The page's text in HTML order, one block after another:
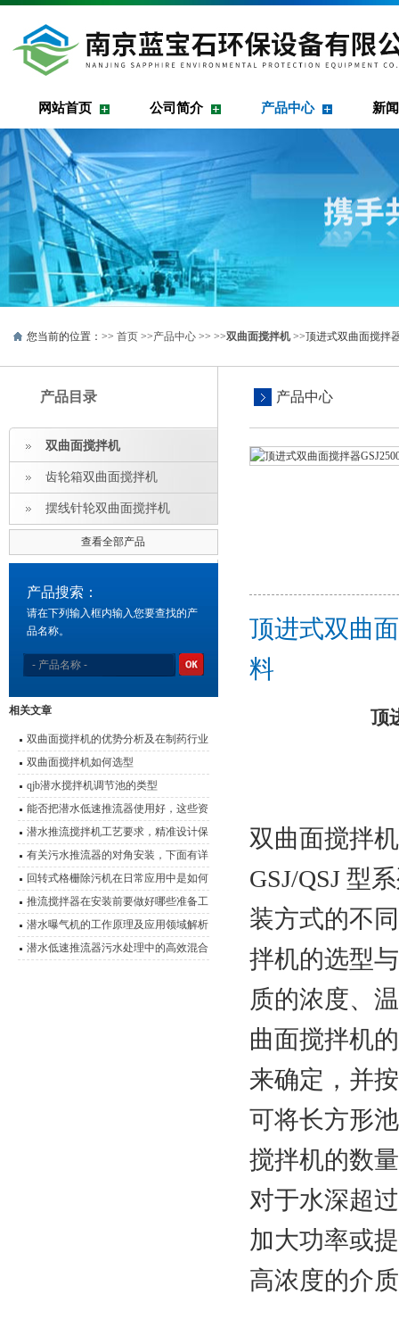
网站首页 公司简介 产品中心 新
您当前的位置：>> 首页 >>产品中心 >> >>双曲面搅拌机>>顶进式双曲面搅拌
产品目录
双曲面搅拌机
齿轮箱双曲面搅拌机
摆线针轮双曲面搅拌机
查看全部产品
产品搜索：
请在下列输入框内输入您要查找的产
品名称。
相关文章
双曲面搅拌机的优势分析及在制药行业
中的应用
双曲面搅拌机如何选型
qjb潜水搅拌机调节池的类型
能否把潜水低速推流器使用好，这些资
料是关键
潜水推流搅拌机工艺要求，精准设计保
障水处理效能
有关污水推流器的对角安装，下面有详
细说明
回转式格栅除污机在日常应用中是如何
运行的？
推流搅拌器在安装前要做好哪些准备工
作？
潜水曝气机的工作原理及应用领域解析
潜水低速推流器污水处理中的高效混合
产品中心
顶进式双曲
料
顶
双曲面搅拌
GSJ/QSJ 型
装方式的不
拌机的选型
质的浓度、
曲面搅拌机
来确定，并
可将长方形
搅拌机的数
对于水深超过
加大功率或
高浓度的介